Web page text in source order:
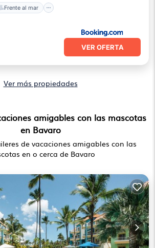
Frente al mar
VER OFERTA
Ver más propiedades
amigables con las mascotas
en Bavaro
de vacaciones amigables con las
en o cerca de Bavaro